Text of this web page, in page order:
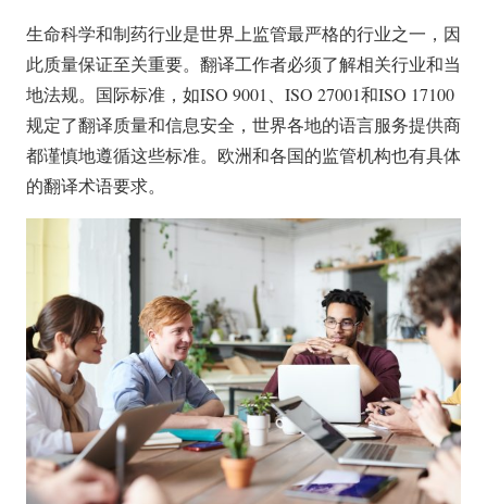
生命科学和制药行业是世界上监管最严格的行业之一，因
此质量保证至关重要。翻译工作者必须了解相关行业和当
地法规。国际标准，如ISO 9001、ISO 27001和ISO 17100
规定了翻译质量和信息安全，世界各地的语言服务提供商
都谨慎地遵循这些标准。欧洲和各国的监管机构也有具体
的翻译术语要求。